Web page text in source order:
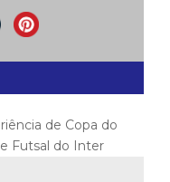
de Copa do
Futsal do Inter